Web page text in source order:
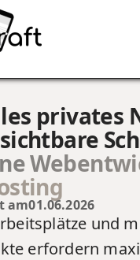
privates
am01.06.2026
und
erfordern